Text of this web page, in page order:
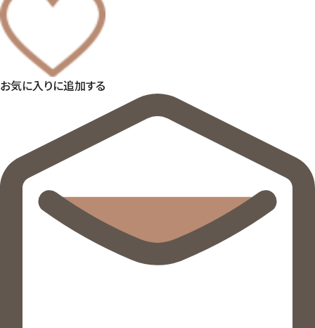
お気に入りに追加する